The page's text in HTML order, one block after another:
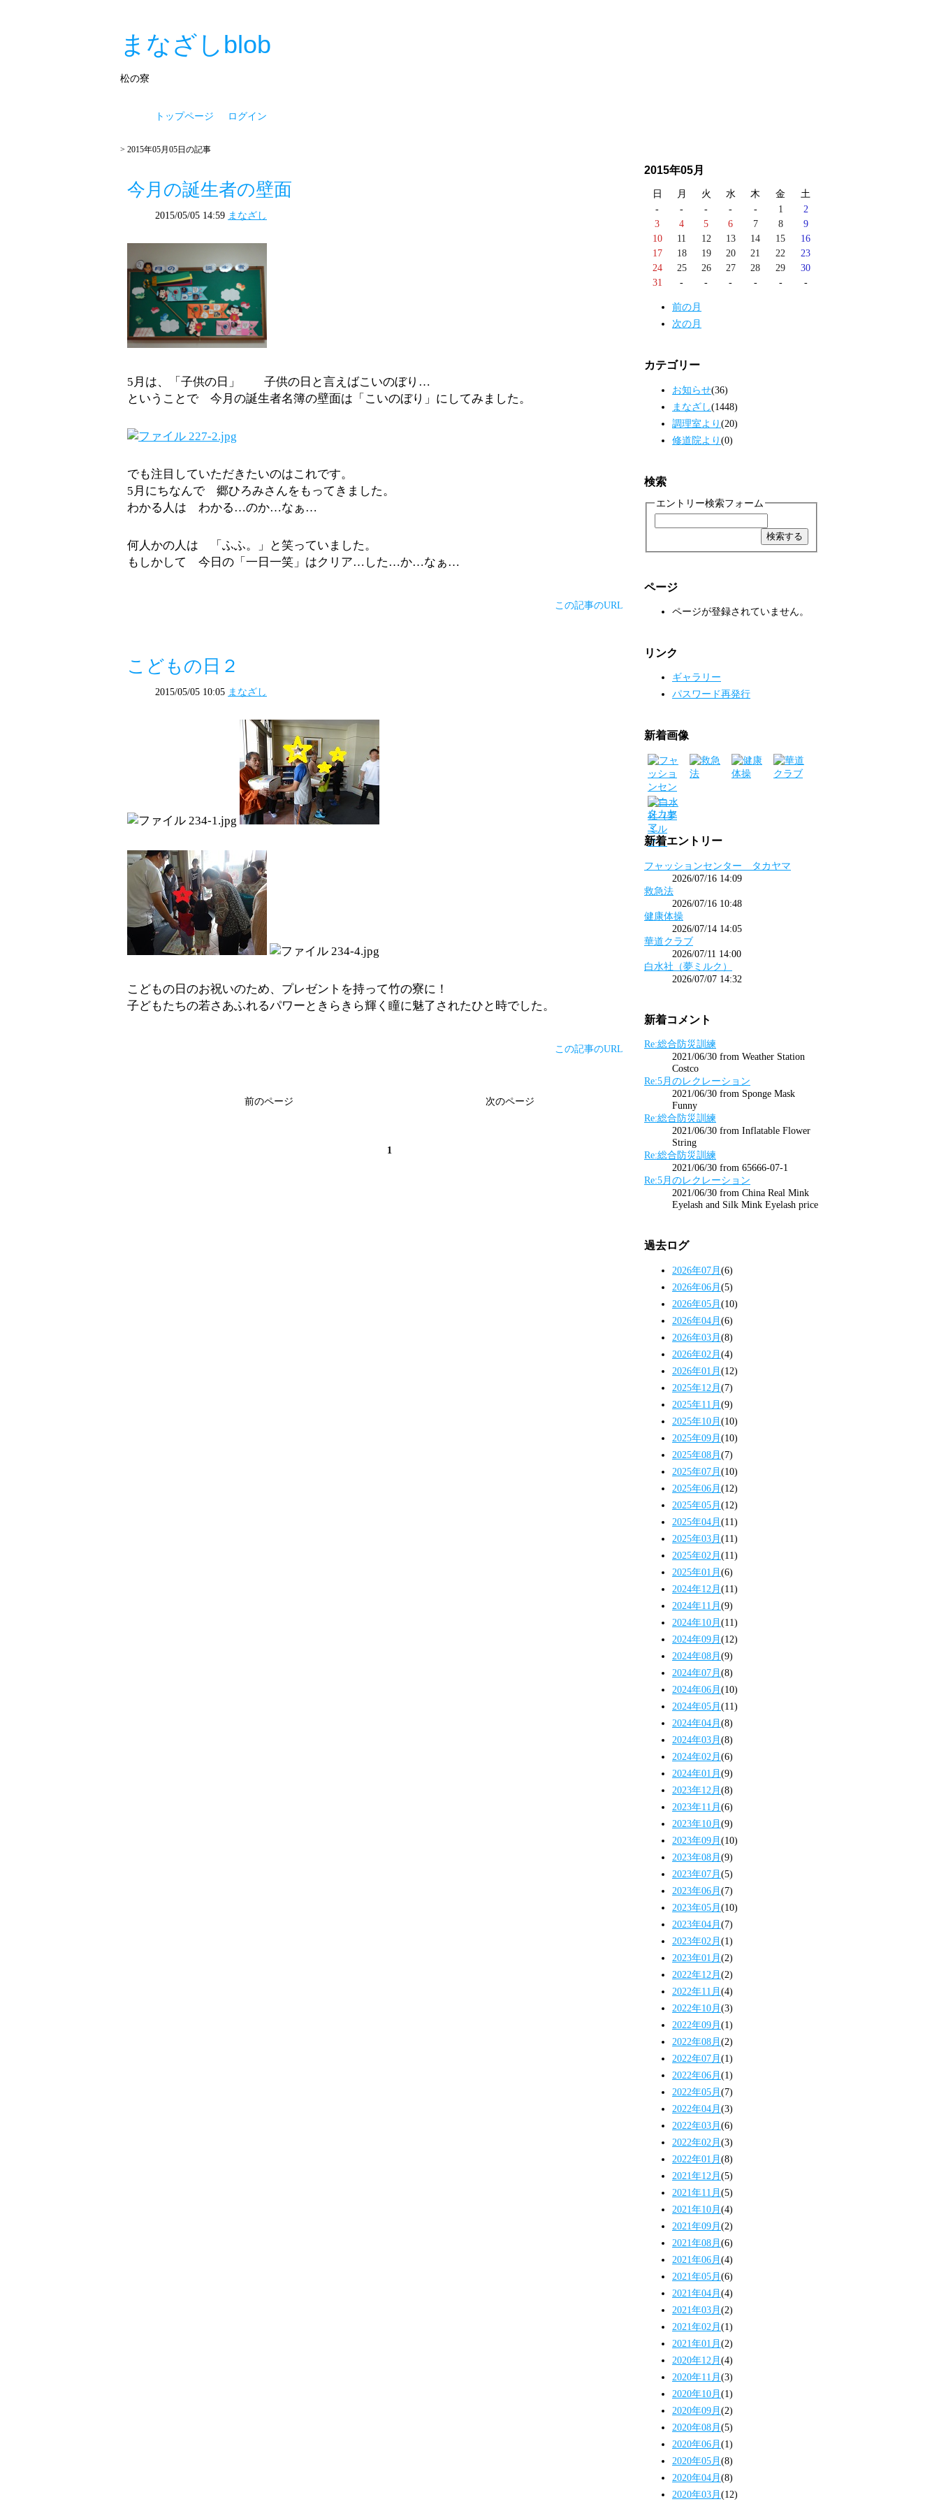
まなざしblob
松の寮
トップページ ログイン
> 2015年05月05日の記事
今月の誕生者の壁面
2015/05/05 14:59 まなざし
5月は、「子供の日」 子供の日と言えばこいのぼり…
ということで 今月の誕生者名簿の壁面は「こいのぼり」にしてみました。
でも注目していただきたいのはこれです。
5月にちなんで 郷ひろみさんをもってきました。
わかる人は わかる…のか…なぁ…
何人かの人は 「ふふ。」と笑っていました。
もしかして 今日の「一日一笑」はクリア…した…か…なぁ…
この記事のURL
こどもの日２
2015/05/05 10:05 まなざし
こどもの日のお祝いのため、プレゼントを持って竹の寮に！
子どもたちの若さあふれるパワーときらきら輝く瞳に魅了されたひと時でした。
この記事のURL
前のページ 次のページ
1
2015年05月
日 月 火 水 木 金
土
-
- - - - 1
2
3
4 5 6 7 8
9
10
11 12 13 14 15
16
17
18 19 20 21 22
23
24
25 26 27 28 29
30
31
- - - - - -
前の月
次の月
カテゴリー
お知らせ(36)
まなざし(1448)
調理室より(20)
修道院より(0)
検索
エントリー検索フォーム
ページ
ページが登録されていません。
リンク
ギャラリー
パスワード再発行
新着画像
新着エントリー
フャッションセンター タカヤマ
2026/07/16 14:09
救急法
2026/07/16 10:48
健康体操
2026/07/14 14:05
華道クラブ
2026/07/11 14:00
白水社（夢ミルク）
2026/07/07 14:32
新着コメント
Re:総合防災訓練
2021/06/30 from Weather Station
Costco
Re:5月のレクレーション
2021/06/30 from Sponge Mask
Funny
Re:総合防災訓練
2021/06/30 from Inflatable Flower
String
Re:総合防災訓練
2021/06/30 from 65666-07-1
Re:5月のレクレーション
2021/06/30 from China Real Mink
Eyelash and Silk Mink Eyelash price
過去ログ
2026年07月(6)
2026年06月(5)
2026年05月(10)
2026年04月(6)
2026年03月(8)
2026年02月(4)
2026年01月(12)
2025年12月(7)
2025年11月(9)
2025年10月(10)
2025年09月(10)
2025年08月(7)
2025年07月(10)
2025年06月(12)
2025年05月(12)
2025年04月(11)
2025年03月(11)
2025年02月(11)
2025年01月(6)
2024年12月(11)
2024年11月(9)
2024年10月(11)
2024年09月(12)
2024年08月(9)
2024年07月(8)
2024年06月(10)
2024年05月(11)
2024年04月(8)
2024年03月(8)
2024年02月(6)
2024年01月(9)
2023年12月(8)
2023年11月(6)
2023年10月(9)
2023年09月(10)
2023年08月(9)
2023年07月(5)
2023年06月(7)
2023年05月(10)
2023年04月(7)
2023年02月(1)
2023年01月(2)
2022年12月(2)
2022年11月(4)
2022年10月(3)
2022年09月(1)
2022年08月(2)
2022年07月(1)
2022年06月(1)
2022年05月(7)
2022年04月(3)
2022年03月(6)
2022年02月(3)
2022年01月(8)
2021年12月(5)
2021年11月(5)
2021年10月(4)
2021年09月(2)
2021年08月(6)
2021年06月(4)
2021年05月(6)
2021年04月(4)
2021年03月(2)
2021年02月(1)
2021年01月(2)
2020年12月(4)
2020年11月(3)
2020年10月(1)
2020年09月(2)
2020年08月(5)
2020年06月(1)
2020年05月(8)
2020年04月(8)
2020年03月(12)